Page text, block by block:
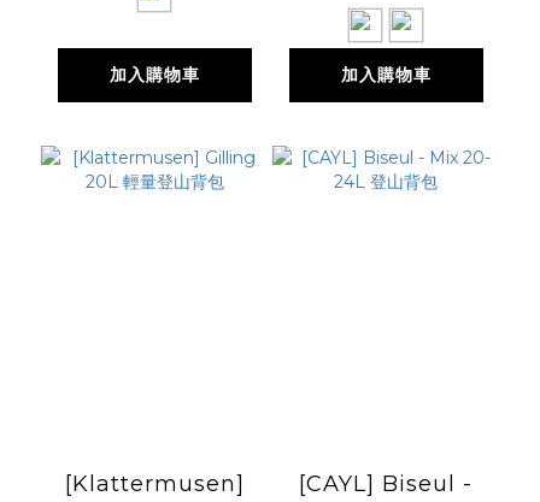
加入購物車 加入購物車
[Klattermusen]
[CAYL] Biseul -